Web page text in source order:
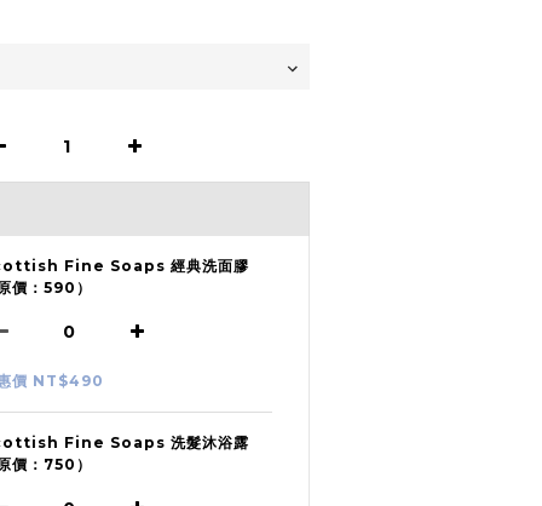
Fine Soaps 經典洗面膠
價：590）
價 NT$490
Fine Soaps 洗髮沐浴露
價：750）